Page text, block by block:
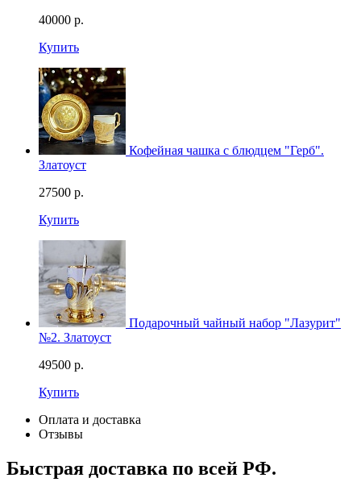
40000 р.
Купить
Кофейная чашка с блюдцем "Герб".
Златоуст
27500 р.
Купить
Подарочный чайный набор "Лазурит"
№2. Златоуст
49500 р.
Купить
Оплата и доставка
Отзывы
Быстрая доставка по всей РФ.